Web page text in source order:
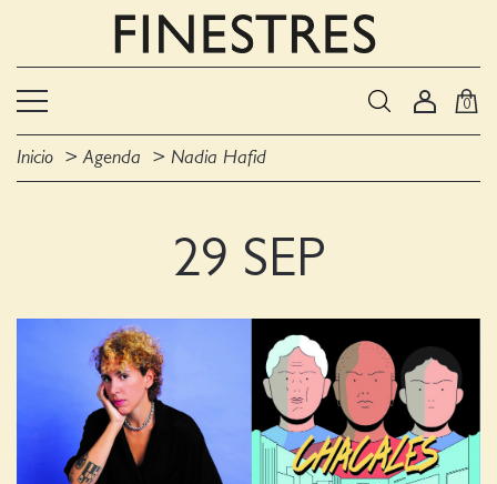
0
Inicio Agenda Nadia Hafid
29 SEP